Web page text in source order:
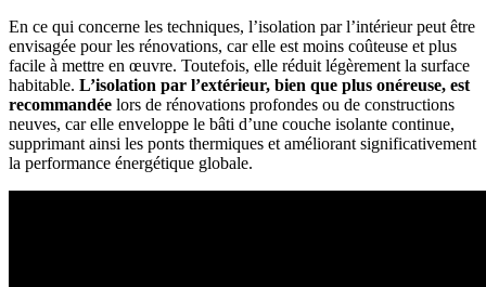
En ce qui concerne les techniques, l’isolation par l’intérieur peut être
envisagée pour les rénovations, car elle est moins coûteuse et plus
facile à mettre en œuvre. Toutefois, elle réduit légèrement la surface
habitable. L’isolation par l’extérieur, bien que plus onéreuse, est
recommandée lors de rénovations profondes ou de constructions
neuves, car elle enveloppe le bâti d’une couche isolante continue,
supprimant ainsi les ponts thermiques et améliorant significativement
la performance énergétique globale.